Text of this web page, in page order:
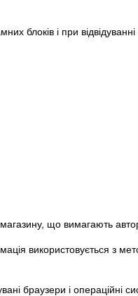
блоків і при
що вимагають
використовується з
браузери і операційні